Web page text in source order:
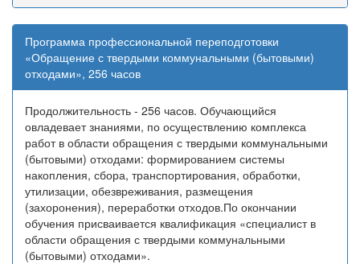
Программа профессиональной переподготовки
«Обращение с твердыми коммунальными (бытовыми)
отходами», 256 часов
Продолжительность - 256 часов. Обучающийся
овладевает знаниями, по осуществлению комплекса
работ в области обращения с твердыми коммунальными
(бытовыми) отходами: формированием системы
накопления, сбора, транспортирования, обработки,
утилизации, обезвреживания, размещения
(захоронения), переработки отходов.По окончании
обучения присваивается квалификация «специалист в
области обращения с твердыми коммунальными
(бытовыми) отходами».